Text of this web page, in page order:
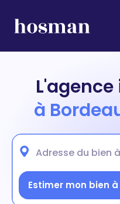
à
Estimer mon bien